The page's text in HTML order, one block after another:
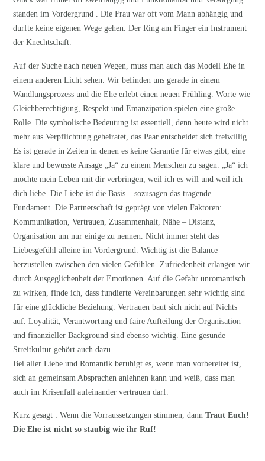
standen im Vordergrund . Die Frau war oft vom Mann abhängig und
durfte keine eigenen Wege gehen. Der Ring am Finger ein Instrument
der Knechtschaft.
Auf der Suche nach neuen Wegen, muss man auch das Modell Ehe in
einem anderen Licht sehen. Wir befinden uns gerade in einem
Wandlungsprozess und die Ehe erlebt einen neuen Frühling. Worte wie
Gleichberechtigung, Respekt und Emanzipation spielen eine große
Rolle. Die symbolische Bedeutung ist essentiell, denn heute wird nicht
mehr aus Verpflichtung geheiratet, das Paar entscheidet sich freiwillig.
Es ist gerade in Zeiten in denen es keine Garantie für etwas gibt, eine
klare und bewusste Ansage „Ja“ zu einem Menschen zu sagen. „Ja“ ich
möchte mein Leben mit dir verbringen, weil ich es will und weil ich
dich liebe. Die Liebe ist die Basis – sozusagen das tragende
Fundament. Die Partnerschaft ist geprägt von vielen Faktoren:
Kommunikation, Vertrauen, Zusammenhalt, Nähe – Distanz,
Organisation um nur einige zu nennen. Nicht immer steht das
Liebesgefühl alleine im Vordergrund. Wichtig ist die Balance
herzustellen zwischen den vielen Gefühlen. Zufriedenheit erlangen wir
durch Ausgeglichenheit der Emotionen. Auf die Gefahr unromantisch
zu wirken, finde ich, dass fundierte Vereinbarungen sehr wichtig sind
für eine glückliche Beziehung. Vertrauen baut sich nicht auf Nichts
auf. Loyalität, Verantwortung und faire Aufteilung der Organisation
und finanzieller Background sind ebenso wichtig. Eine gesunde
Streitkultur gehört auch dazu.
Bei aller Liebe und Romantik beruhigt es, wenn man vorbereitet ist,
sich an gemeinsam Absprachen anlehnen kann und weiß, dass man
auch im Krisenfall aufeinander vertrauen darf.
Kurz gesagt : Wenn die Vorraussetzungen stimmen, dann Traut Euch!
Die Ehe ist nicht so staubig wie ihr Ruf!